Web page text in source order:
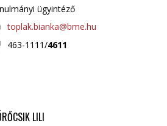
ügyintéző
toplak.bianka@bme.hu
463-1111/4611
LILI